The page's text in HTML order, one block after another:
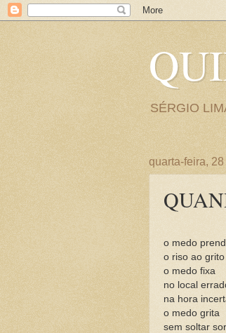
SÉRGIO
quarta-feira,
o medo
o riso ao grito
o medo fixa
no local
na hora
o medo grita
sem soltar